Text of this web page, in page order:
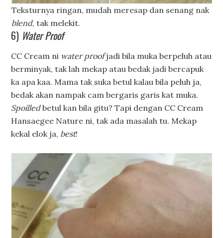
Teksturnya ringan, mudah meresap dan senang nak
blend, tak melekit.
6) Water Proof
CC Cream ni water proofjadi bila muka berpeluh atau
berminyak, tak lah mekap atau bedak jadi bercapuk
ka apa kaa. Mama tak suka betul kalau bila peluh ja,
bedak akan nampak cam bergaris garis kat muka.
Spoilledbetul kan bila gitu? Tapi dengan CC Cream
Hansaegee Nature ni, tak ada masalah tu. Mekap
kekal elok ja, best!